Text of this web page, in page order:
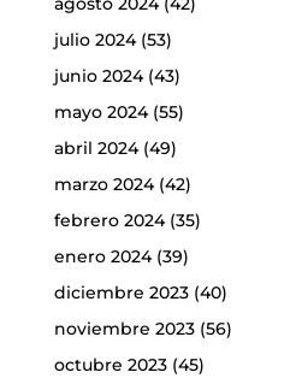
julio 2024(53)
junio 2024(43)
mayo 2024(55)
abril 2024(49)
marzo 2024(42)
febrero 2024(35)
enero 2024(39)
diciembre 2023(40)
noviembre 2023(56)
octubre 2023(45)